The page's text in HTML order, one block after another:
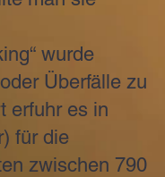
wurde
Überfälle zu
erfuhr es in
für die
zwischen 790